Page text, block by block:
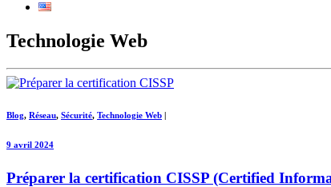
Technologie Web
Blog, Réseau, Sécurité, Technologie Web |
9 avril 2024
Préparer la certification CISSP (Certified